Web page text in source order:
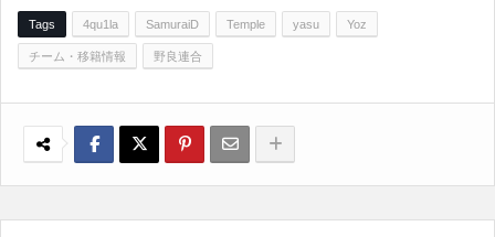
Tags 4qu1la SamuraiD Temple yasu Yoz
チーム・移籍情報 野良連合